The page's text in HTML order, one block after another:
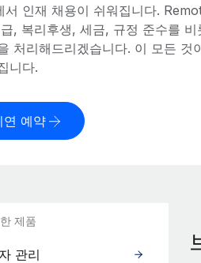
서 인재 채용이 쉬워집니다.
, 복리후생, 세금, 규정 준수를
처리해드리겠습니다. 이 모든 것
니다.
연 예약
제품
관리